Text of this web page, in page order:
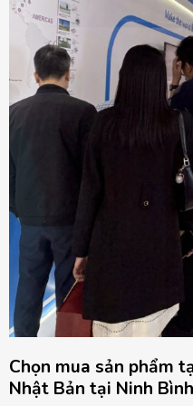
Chọn mua sản phẩm
Nhật Bản tại Ninh